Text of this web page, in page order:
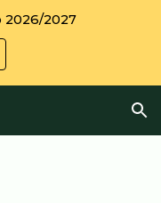
2026/2027